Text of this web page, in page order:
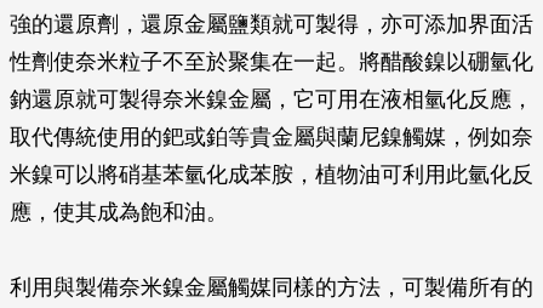
強的還原劑，還原金屬鹽類就可製得，亦可添加界面活
性劑使奈米粒子不至於聚集在一起。將醋酸鎳以硼氫化
鈉還原就可製得奈米鎳金屬，它可用在液相氫化反應，
取代傳統使用的鈀或鉑等貴金屬與蘭尼鎳觸媒，例如奈
米鎳可以將硝基苯氫化成苯胺，植物油可利用此氫化反
應，使其成為飽和油。
利用與製備奈米鎳金屬觸媒同樣的方法，可製備所有的